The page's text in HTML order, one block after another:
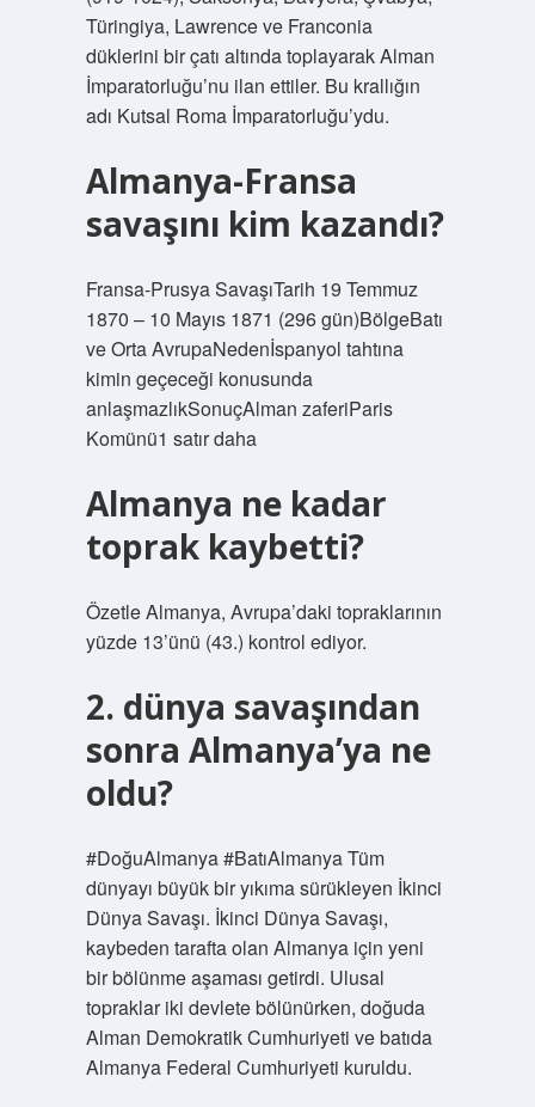
Türingiya, Lawrence ve Franconia
düklerini bir çatı altında toplayarak Alman
İmparatorluğu’nu ilan ettiler. Bu krallığın
adı Kutsal Roma İmparatorluğu’ydu.
Almanya-Fransa
savaşını kim kazandı?
Fransa-Prusya SavaşıTarih 19 Temmuz
1870 – 10 Mayıs 1871 (296 gün)BölgeBatı
ve Orta AvrupaNedenİspanyol tahtına
kimin geçeceği konusunda
anlaşmazlıkSonuçAlman zaferiParis
Komünü1 satır daha
Almanya ne kadar
toprak kaybetti?
Özetle Almanya, Avrupa’daki topraklarının
yüzde 13’ünü (43.) kontrol ediyor.
2. dünya savaşından
sonra Almanya’ya ne
oldu?
#DoğuAlmanya #BatıAlmanya Tüm
dünyayı büyük bir yıkıma sürükleyen İkinci
Dünya Savaşı. İkinci Dünya Savaşı,
kaybeden tarafta olan Almanya için yeni
bir bölünme aşaması getirdi. Ulusal
topraklar iki devlete bölünürken, doğuda
Alman Demokratik Cumhuriyeti ve batıda
Almanya Federal Cumhuriyeti kuruldu.